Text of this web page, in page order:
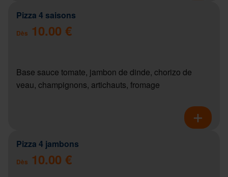
Pizza 4 saisons
Dès 10.00 €
Base sauce tomate, jambon de dinde, chorizo de
veau, champignons, artichauts, fromage
Pizza 4 jambons
Dès 10.00 €